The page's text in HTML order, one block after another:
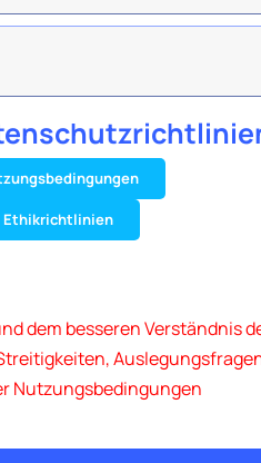
Ethikrichtlinien
dem besseren Verständnis
Nutzungsbedingungen